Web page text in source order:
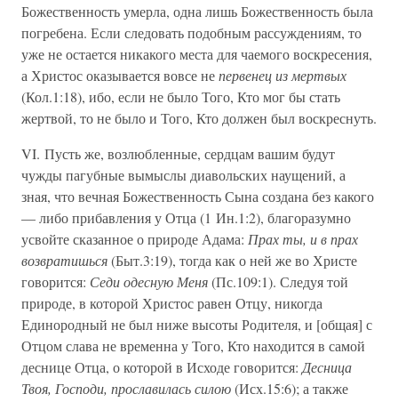
Божественность умерла, одна лишь Божественность была
погребена. Если следовать подобным рассуждениям, то
уже не остается никакого места для чаемого воскресения,
а Христос оказывается вовсе непервенец из мертвых
(Кол.1:18), ибо, если не было Того, Кто мог бы стать
жертвой, то не было и Того, Кто должен был воскреснуть.
VI. Пусть же, возлюбленные, сердцам вашим будут
чужды пагубные вымыслы диавольских наущений, а
зная, что вечная Божественность Сына создана без какого
— либо прибавления у Отца (1 Ин.1:2), благоразумно
усвойте сказанное о природе Адама: Прах ты, и в прах
возвратишься(Быт.3:19), тогда как о ней же во Христе
говорится: Седи одесную Меня(Пс.109:1). Следуя той
природе, в которой Христос равен Отцу, никогда
Единородный не был ниже высоты Родителя, и [общая] с
Отцом слава не временна у Того, Кто находится в самой
деснице Отца, о которой в Исходе говорится: Десница
Твоя, Господи, прославилась силою(Исх.15:6); а также